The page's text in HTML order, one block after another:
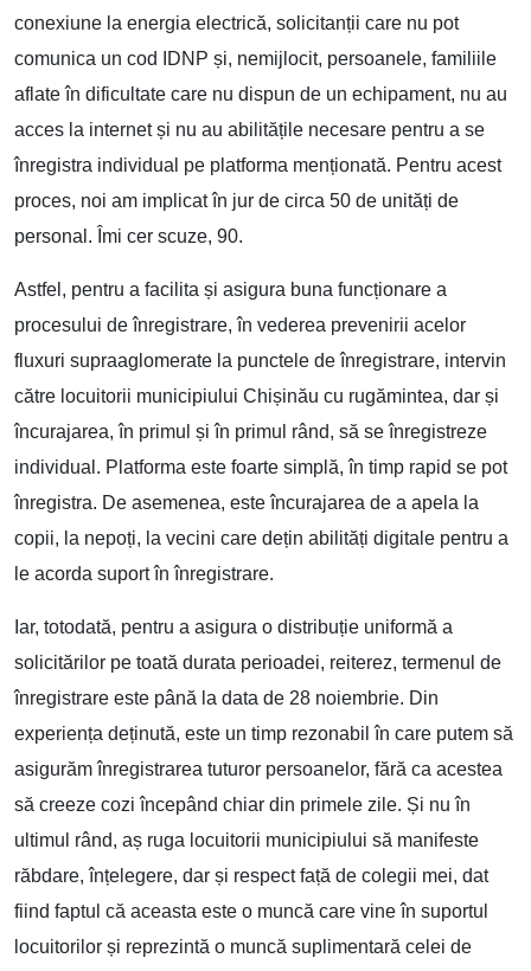
conexiune la energia electrică, solicitanții care nu pot
comunica un cod IDNP și, nemijlocit, persoanele, familiile
aflate în dificultate care nu dispun de un echipament, nu au
acces la internet și nu au abilitățile necesare pentru a se
înregistra individual pe platforma menționată. Pentru acest
proces, noi am implicat în jur de circa 50 de unități de
personal. Îmi cer scuze, 90.
Astfel, pentru a facilita și asigura buna funcționare a
procesului de înregistrare, în vederea prevenirii acelor
fluxuri supraaglomerate la punctele de înregistrare, intervin
către locuitorii municipiului Chișinău cu rugămintea, dar și
încurajarea, în primul și în primul rând, să se înregistreze
individual. Platforma este foarte simplă, în timp rapid se pot
înregistra. De asemenea, este încurajarea de a apela la
copii, la nepoți, la vecini care dețin abilități digitale pentru a
le acorda suport în înregistrare.
Iar, totodată, pentru a asigura o distribuție uniformă a
solicitărilor pe toată durata perioadei, reiterez, termenul de
înregistrare este până la data de 28 noiembrie. Din
experiența deținută, este un timp rezonabil în care putem să
asigurăm înregistrarea tuturor persoanelor, fără ca acestea
să creeze cozi începând chiar din primele zile. Și nu în
ultimul rând, aș ruga locuitorii municipiului să manifeste
răbdare, înțelegere, dar și respect față de colegii mei, dat
fiind faptul că aceasta este o muncă care vine în suportul
locuitorilor și reprezintă o muncă suplimentară celei de